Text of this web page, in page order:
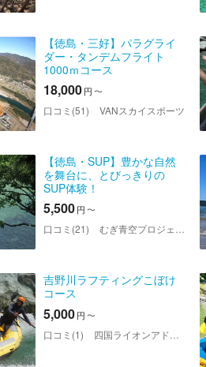
【徳島・三好】パラグライ
ダー・タンデムフライト
1000ｍコース
18,000円 〜
口コミ(51) VANスカイスポーツ
【徳島・SUP】豊かな自然
を舞台に、とびっきりの
SUP体験！
5,500円 〜
口コミ(21) むぎ青空プロジェクト
吉野川ラフティングこぼけ
コース
5,000円 〜
口コミ(1) 四国ライオンアドベンチャー